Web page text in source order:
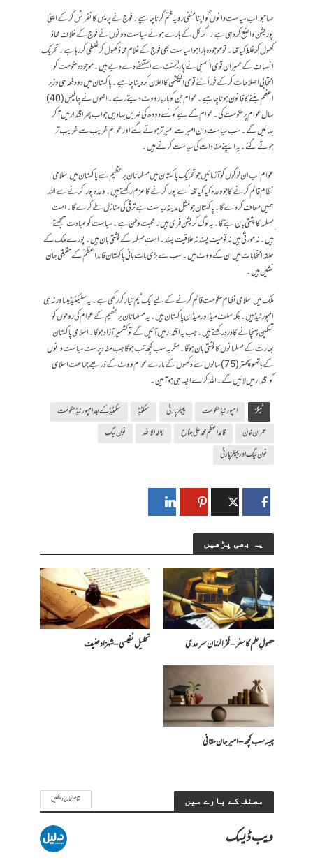
صاحبو! اب سیاست دانوں کو اپنا منفی رویہ ختم کرنا چاہیے۔ فوج نے پریس کانفرنس کرکے اپنی
پوزیشن واضع کر دہی ہے۔اگر کل کے ہارے ہوئے سیاست دونوں نے فوج کے خلاف محاذ
کھول کر غلط کیا تھا ۔ تو موجودہ ہارا ہوا سیاست بھی فوج کے غلام محاذ کھول کر غلطی کر رہا ہے۔ تحریک
انصاف کے ممبران قومی اسمبلی نے پارلیمنٹ سے استعفے دے دیے ہیں۔ موجودہ حکومت کو
انتخابی اصلاحات کر کے فوراً نئے قومی الیکشن کا اعلان کر دینا چاہیے۔ پاکستان میں دو دفعہ ہی وزیر
اعظم بننے کا قانون ہونا چاہیے ۔ عوام جن کو بار بار ووٹ دیتے رہے۔ انہوں نے چالیس (40)
سال عوام پر حکومت کی۔ عوام کے لیے کونسے دودھ کی نہریں بہادیں جو اب پھر اقتدار میں آکر
بہائیں گے۔ سب سیاست دان امیر سے امیر تر ہوتے گئے اور عوام غریب سے غریب تر
ہوتے گئے۔ یہ اپنے مفادات کی سیاست کرتے ہیں۔
عوام اب ان لوگوں کو آزمائیں جو تحریک پاکستان میں مسلمانان برعظیم سے پاکستان میں اسلامی
نظام قائم کرنے کا جو وعدہ کیا گیا تھا اُسے پورا کرنے کا عزم رکھتے ہیں۔ وعدہ پورا کرنے سے اللہ
ہمیں معاف کر دے گا۔ پاکستان جو مثل مدینہ ریاست ہے ترقی کی منازل طے کرے گا ۔ امت
ِمسلمہ کا پشتی بان بنے گا۔یہ لوگ کرپشن فری ہیں۔ محبت وطن ہے ۔ سیاست کو عبادت سمجھتے
ہیں۔نہ مورثی ہیں نہ قومیت پسندنہ علاقیت پسند۔ امت ِ مسلمہ کے پشتی بان ہیں۔پورے ملک کے
حلقہ انتخابات میں ان کے ووٹ ہیں۔ سب سے بڑی بات بانی پاکستان قائد اعظم ؒ کے حقیقی جان
نشین ہیں۔
ملک میں اسلامی نظام حکومت قائم کرنے کے لیے ایک ٹیم تیار کر رکھی ہے۔ یہ سلیکٹیڈ ہیںاور نہ ہی
امپورٹیڈ ہیں۔ بلکہ سلف میڈ اور میڈ ان پاکستان ہیں۔ یہ مسلمانان برعظیم کے عوام کی روحوں کو
تسکین پہنچانے کا درد رکھتے ہیں۔ جب یہ اقتدار میں آئیں گے توکشمیر آزاد ہو گا۔ اسلامی پاکستان
بھارت کے مسلمانوں کا پشتی بان ہوگا۔ مگر یہ سب کچھ تب ہوگا جب مفاد پرست سیاست دانوں
کے ہاتھوںپچھتر (75) سالوں سے دکھوں کے مارے عوام ووٹ کے ذریعے جماعت اسلامی
کواقتدار میں لائیں گے۔ اللہ کرے ایسا ہی ہو آمین۔
ٹیگز امپورٹیڈ حکومت پیپلز پارٹی سلکٹیڈ
سلکٹیڈ کے بعد امپورٹیڈ حکومت
عمران خان
قائد اعظم محمد علی جناح لاالہ الا اللہ
نون لیگ
نون لیگ اور پیپلز پارٹی
یہ بھی پڑھیں
حصولِ علم کا سفر – فخرالزمان سرحدی تحلیل نفیسی – شہزاد حنیف
پیسہ سب کچھ – امیرجان حقانی
مصنف کے بارے میں تمام تحاریر دیکھیں
ویب ڈیسک